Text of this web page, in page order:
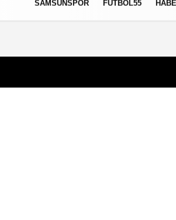
SAMSUNSPOR FUTBOL55